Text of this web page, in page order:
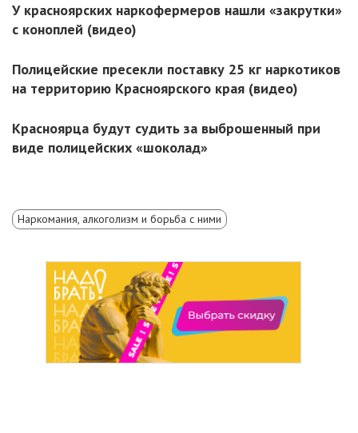
У красноярских наркофермеров нашли «закрутки»
с коноплей (видео)
Полицейские пресекли поставку 25 кг наркотиков
на территорию Красноярского края (видео)
Красноярца будут судить за выброшенный при
виде полицейских «шоколад»
Наркомания, алкоголизм и борьба с ними